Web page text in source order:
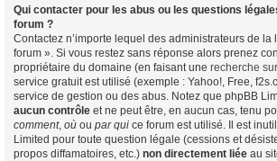
Qui contacter pour les abus ou les questions
forum ?
Contactez n’importe lequel des administrateurs de la
forum ». Si vous restez sans réponse alors prenez
propriétaire du domaine (en faisant une recherche
service gratuit est utilisé (exemple : Yahoo!, Free,
service de gestion ou des abus. Notez que phpBB
aucun contrôle et ne peut être, en aucun cas, tenu
comment, où ou par qui ce forum est utilisé. Il est
Limited pour toute question légale (cessions et
propos diffamatoires, etc.) non directement liée au